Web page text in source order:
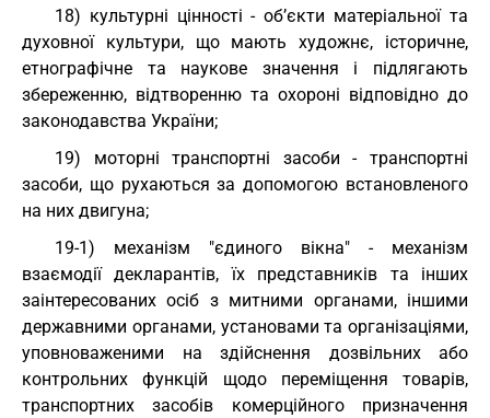
18) культурні цінності - об’єкти матеріальної та
духовної культури, що мають художнє, історичне,
етнографічне та наукове значення і підлягають
збереженню, відтворенню та охороні відповідно до
законодавства України;
19) моторні транспортні засоби - транспортні
засоби, що рухаються за допомогою встановленого
на них двигуна;
19-1) механізм "єдиного вікна" - механізм
взаємодії декларантів, їх представників та інших
заінтересованих осіб з митними органами, іншими
державними органами, установами та організаціями,
уповноваженими на здійснення дозвільних або
контрольних функцій щодо переміщення товарів,
транспортних засобів комерційного призначення